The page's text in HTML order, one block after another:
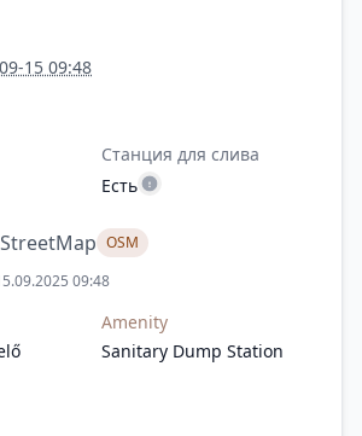
15 09:48
Станция для слива
Есть
OSM
09:48
Amenity
Sanitary Dump Station